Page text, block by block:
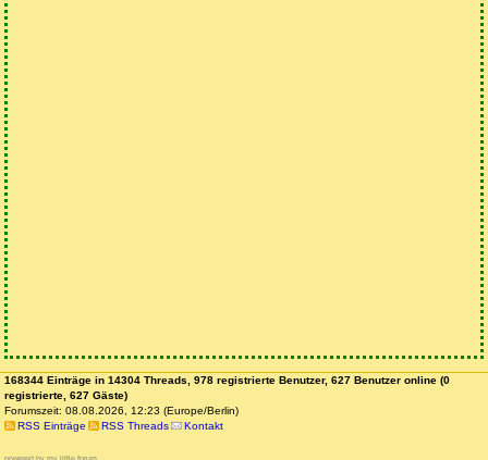
168344 Einträge in 14304 Threads, 978 registrierte Benutzer, 627 Benutzer online (0
registrierte, 627 Gäste)
Forumszeit: 08.08.2026, 12:23 (Europe/Berlin)
RSS Einträge
RSS Threads Kontakt
powered by my little forum